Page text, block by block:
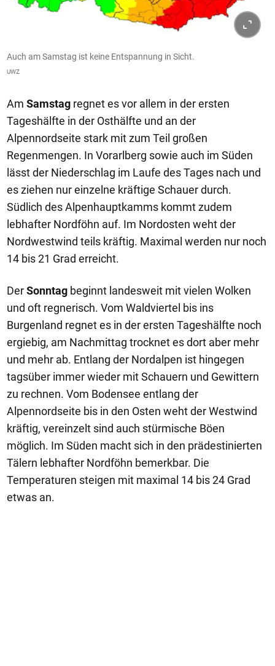
Auch am Samstag ist keine Entspannung in Sicht.
UWZ
Am Samstag regnet es vor allem in der ersten
Tageshälfte in der Osthälfte und an der
Alpennordseite stark mit zum Teil großen
Regenmengen. In Vorarlberg sowie auch im Süden
lässt der Niederschlag im Laufe des Tages nach und
es ziehen nur einzelne kräftige Schauer durch.
Südlich des Alpenhauptkamms kommt zudem
lebhafter Nordföhn auf. Im Nordosten weht der
Nordwestwind teils kräftig. Maximal werden nur noch
14 bis 21 Grad erreicht.
DerSonntag beginnt landesweit mit vielen Wolken
und oft regnerisch. Vom Waldviertel bis ins
Burgenland regnet es in der ersten Tageshälfte noch
ergiebig, am Nachmittag trocknet es dort aber mehr
und mehr ab. Entlang der Nordalpen ist hingegen
tagsüber immer wieder mit Schauern und Gewittern
zu rechnen. Vom Bodensee entlang der
Alpennordseite bis in den Osten weht der Westwind
kräftig, vereinzelt sind auch stürmische Böen
möglich. Im Süden macht sich in den prädestinierten
Tälern lebhafter Nordföhn bemerkbar. Die
Temperaturen steigen mit maximal 14 bis 24 Grad
etwas an.